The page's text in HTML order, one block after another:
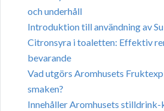
och underhåll
Introduktion till användning av
Citronsyra i toaletten: Effektiv
bevarande
Vad utgörs Aromhusets
smaken?
Innehåller Aromhusets